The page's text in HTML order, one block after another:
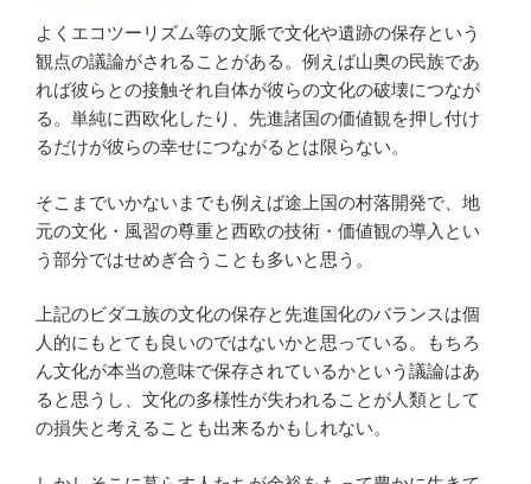
よくエコツーリズム等の文脈で文化や遺跡の保存という
観点の議論がされることがある。例えば山奥の民族であ
れば彼らとの接触それ自体が彼らの文化の破壊につなが
る。単純に西欧化したり、先進諸国の価値観を押し付け
るだけが彼らの幸せにつながるとは限らない。
そこまでいかないまでも例えば途上国の村落開発で、地
元の文化・風習の尊重と西欧の技術・価値観の導入とい
う部分ではせめぎ合うことも多いと思う。
上記のビダユ族の文化の保存と先進国化のバランスは個
人的にもとても良いのではないかと思っている。もちろ
ん文化が本当の意味で保存されているかという議論はあ
ると思うし、文化の多様性が失われることが人類として
の損失と考えることも出来るかもしれない。